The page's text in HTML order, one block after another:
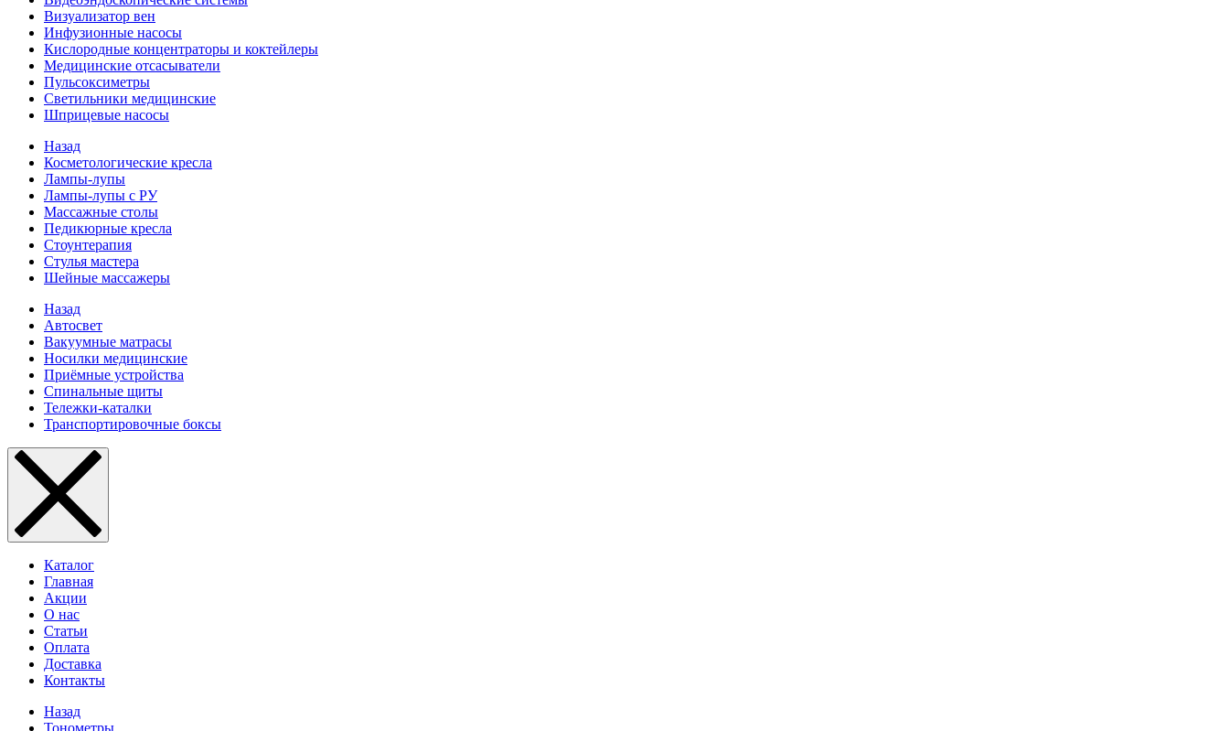
Визуализатор вен
Инфузионные насосы
Кислородные концентраторы и коктейлеры
Медицинские отсасыватели
Пульсоксиметры
Светильники медицинские
Шприцевые насосы
Назад
Косметологические кресла
Лампы-лупы
Лампы-лупы с РУ
Массажные столы
Педикюрные кресла
Стоунтерапия
Стулья мастера
Шейные массажеры
Назад
Автосвет
Вакуумные матрасы
Носилки медицинские
Приёмные устройства
Спинальные щиты
Тележки-каталки
Транспортировочные боксы
Каталог
Главная
Акции
О нас
Статьи
Оплата
Доставка
Контакты
Назад
Тонометры